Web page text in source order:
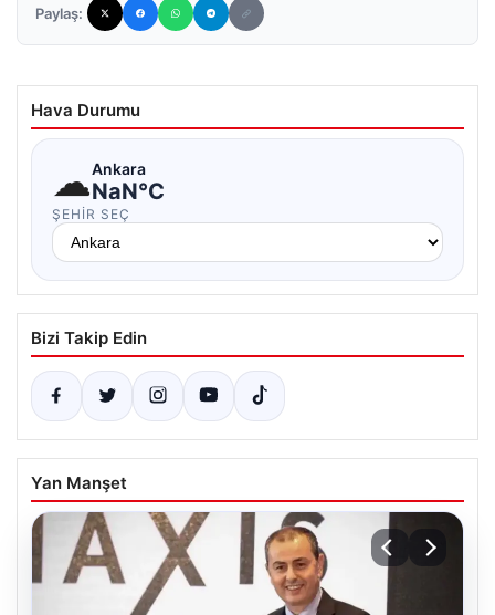
Paylaş:
Hava Durumu
☁Ankara
NaN°C
ŞEHIR SEÇ
Bizi Takip Edin
Yan Manşet